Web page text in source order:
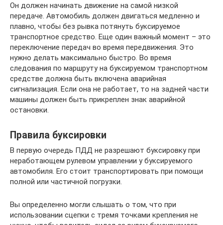
Он должен начинать движение на самой низкой
передаче. Автомобиль должен двигаться медленно и
плавно, чтобы без рывка потянуть буксируемое
транспортное средство. Еще один важный момент – это
переключение передач во время передвижения. Это
нужно делать максимально быстро. Во время
следования по маршруту на буксируемом транспортном
средстве должна быть включена аварийная
сигнализация. Если она не работает, то на задней части
машины должен быть прикреплен знак аварийной
остановки.
Правила буксировки
В первую очередь ПДД не разрешают буксировку при
неработающем рулевом управлении у буксируемого
автомобиля. Его стоит транспортировать при помощи
полной или частичной погрузки.
Вы определенно могли слышать о том, что при
использовании сцепки с тремя точками крепления не